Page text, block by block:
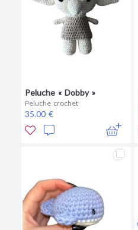
Peluche « Dobby »
Peluche crochet
35.00 €